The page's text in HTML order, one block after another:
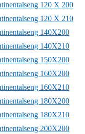
120 X 200
120 X 210
140X200
140X210
150X200
160X200
160X210
180X200
180X210
200X200